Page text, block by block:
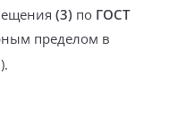
(3) по ГОСТ
пределом в
).